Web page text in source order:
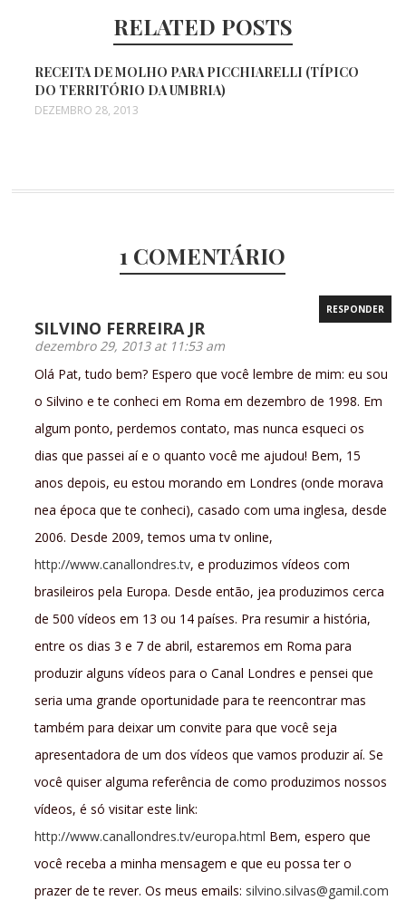
RELATED POSTS
RECEITA DE MOLHO PARA PICCHIARELLI (TÍPICO
DO TERRITÓRIO DA UMBRIA)
DEZEMBRO 28, 2013
1 COMENTÁRIO
SILVINO FERREIRA JR
dezembro 29, 2013 at 11:53 am
RESPONDER
Olá Pat, tudo bem? Espero que você lembre de mim: eu sou
o Silvino e te conheci em Roma em dezembro de 1998. Em
algum ponto, perdemos contato, mas nunca esqueci os
dias que passei aí e o quanto você me ajudou! Bem, 15
anos depois, eu estou morando em Londres (onde morava
nea época que te conheci), casado com uma inglesa, desde
2006. Desde 2009, temos uma tv online,
http://www.canallondres.tv, e produzimos vídeos com
brasileiros pela Europa. Desde então, jea produzimos cerca
de 500 vídeos em 13 ou 14 países. Pra resumir a história,
entre os dias 3 e 7 de abril, estaremos em Roma para
produzir alguns vídeos para o Canal Londres e pensei que
seria uma grande oportunidade para te reencontrar mas
também para deixar um convite para que você seja
apresentadora de um dos vídeos que vamos produzir aí. Se
você quiser alguma referência de como produzimos nossos
vídeos, é só visitar este link:
http://www.canallondres.tv/europa.html Bem, espero que
você receba a minha mensagem e que eu possa ter o
prazer de te rever. Os meus emails: silvino.silvas@gamil.com